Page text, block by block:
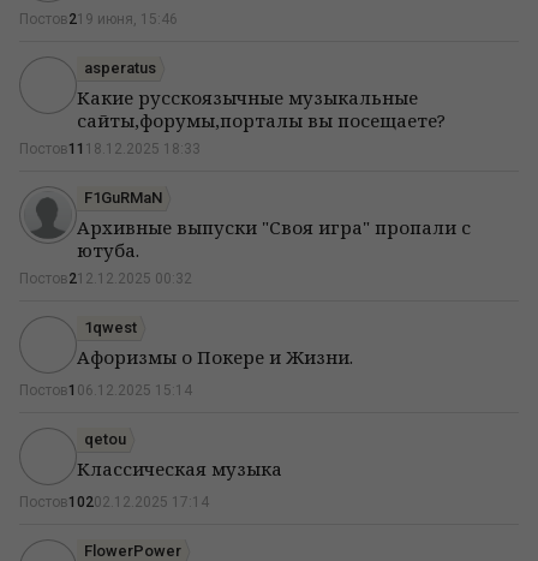
Постов219 июня, 15:46
asperatus
Какие русскоязычные музыкальные
сайты,форумы,порталы вы посещаете?
Постов11 18.12.2025 18:33
F1GuRMaN
Архивные выпуски "Своя игра" пропали с
ютуба.
Постов212.12.2025 00:32
1qwest
Афоризмы о Покере и Жизни.
Постов1 06.12.2025 15:14
qetou
Классическая музыка
Постов10202.12.2025 17:14
FlowerPower